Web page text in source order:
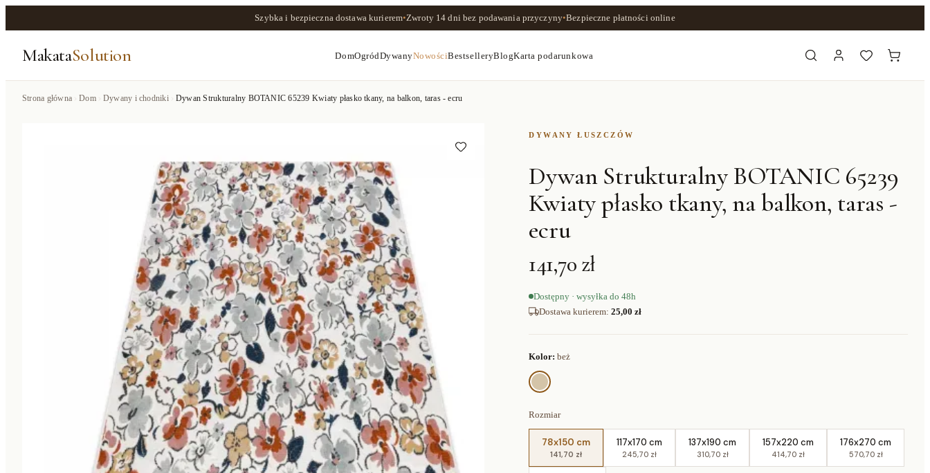
Szybka i bezpieczna dostawa kurierem•Zwroty 14 dnibez podawania przyczyny•Bezpieczne płatności online
MakataSolution DomOgródDywanyNowościBestselleryBlogKarta podarunkowa
Strona główna Dom Dywany i chodniki Dywan Strukturalny BOTANIC 65239 Kwiaty płasko tkany, na balkon, taras - ecru
DYWANY ŁUSZCZÓW
Dywan Strukturalny BOTANIC 65239
Kwiaty płasko tkany, na balkon, taras -
ecru
141,70 zł
Dostępny · wysyłka do 48h
Dostawa kurierem:25,00 zł
Kolor: beż
Rozmiar
78x150 cm
141,70 zł
117x170 cm
245,70 zł
137x190 cm
310,70 zł
157x220 cm
414,70 zł
176x270 cm
570,70 zł